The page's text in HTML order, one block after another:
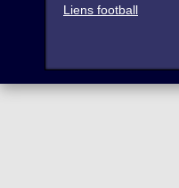
Liens football